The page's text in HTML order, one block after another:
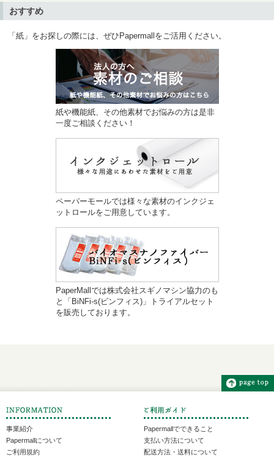
おすすめ
「紙」をお探しの際には、ぜひPapermallをご活用ください。
紙や機能紙、その他素材でお悩みの方は是非
一度ご相談ください！
ペーパーモールでは様々な素材のインクジェ
ットロールをご用意しています。
PaperMallでは株式会社スギノマシン協力のも
と「BiNFi-s(ビンフィス)」トライアルセット
を販売しております。
事業紹介
Papermallについて
ご利用規約
Papermallでできること
支払い方法について
配送方法・送料について